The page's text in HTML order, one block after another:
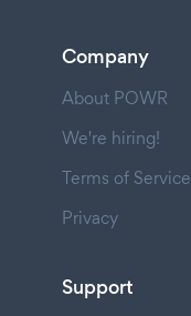
Company
About POWR
We're hiring!
Terms of Service
Privacy
Support